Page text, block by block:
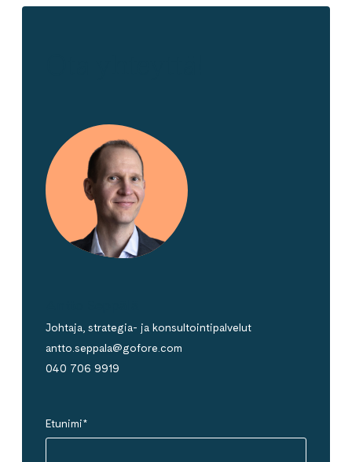
Johtaja, strategia- ja konsultointipalvelut
antto.seppala@gofore.com
040 706 9919
Etunimi*